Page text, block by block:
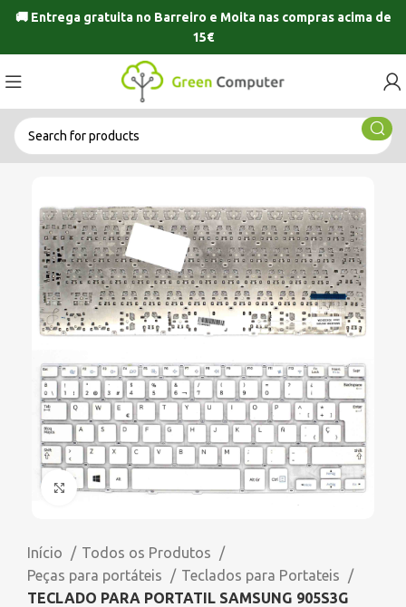
🚚 Entrega gratuita no Barreiro e Moitanas compras acima de
15€
Click to enlarge
Início
Todos os Produtos
Peças para portáteis
Teclados para Portateis
TECLADO PARA PORTATIL SAMSUNG 905S3G